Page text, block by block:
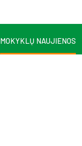
MOKYKLŲ NAUJIENOS